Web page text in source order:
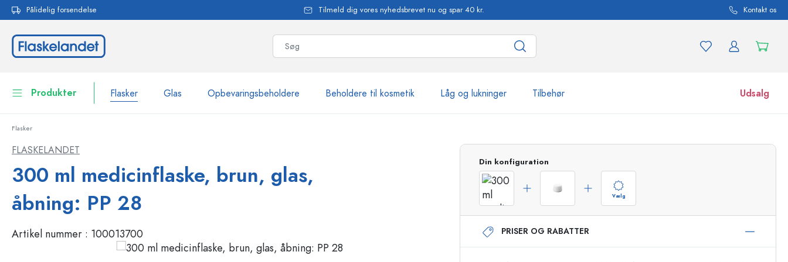
Gå til hovednavigation
Pålidelig forsendelse Tilmeld dig vores nyhedsbrevet nu og spar 40 kr. Kontakt os
Produkter Flasker Glas Opbevaringsbeholdere Beholdere til kosmetik Låg og lukninger Tilbehør Udsalg
Bordservice
Beholdere til kosmetik
Flasker efter mærke
WECK-flasker
Estal-flasker
Flasker med patentprop
Sprayflasker
Airless-dispensere
Roll-on flasker
Glas
Opdag nu
Køb nu
Flasker
FLASKELANDET
300 ml medicinflaske, brun, glas,
åbning: PP 28
Artikel nummer : 100013700
Din konfiguration
Vælg
PRISER OG RABATTER